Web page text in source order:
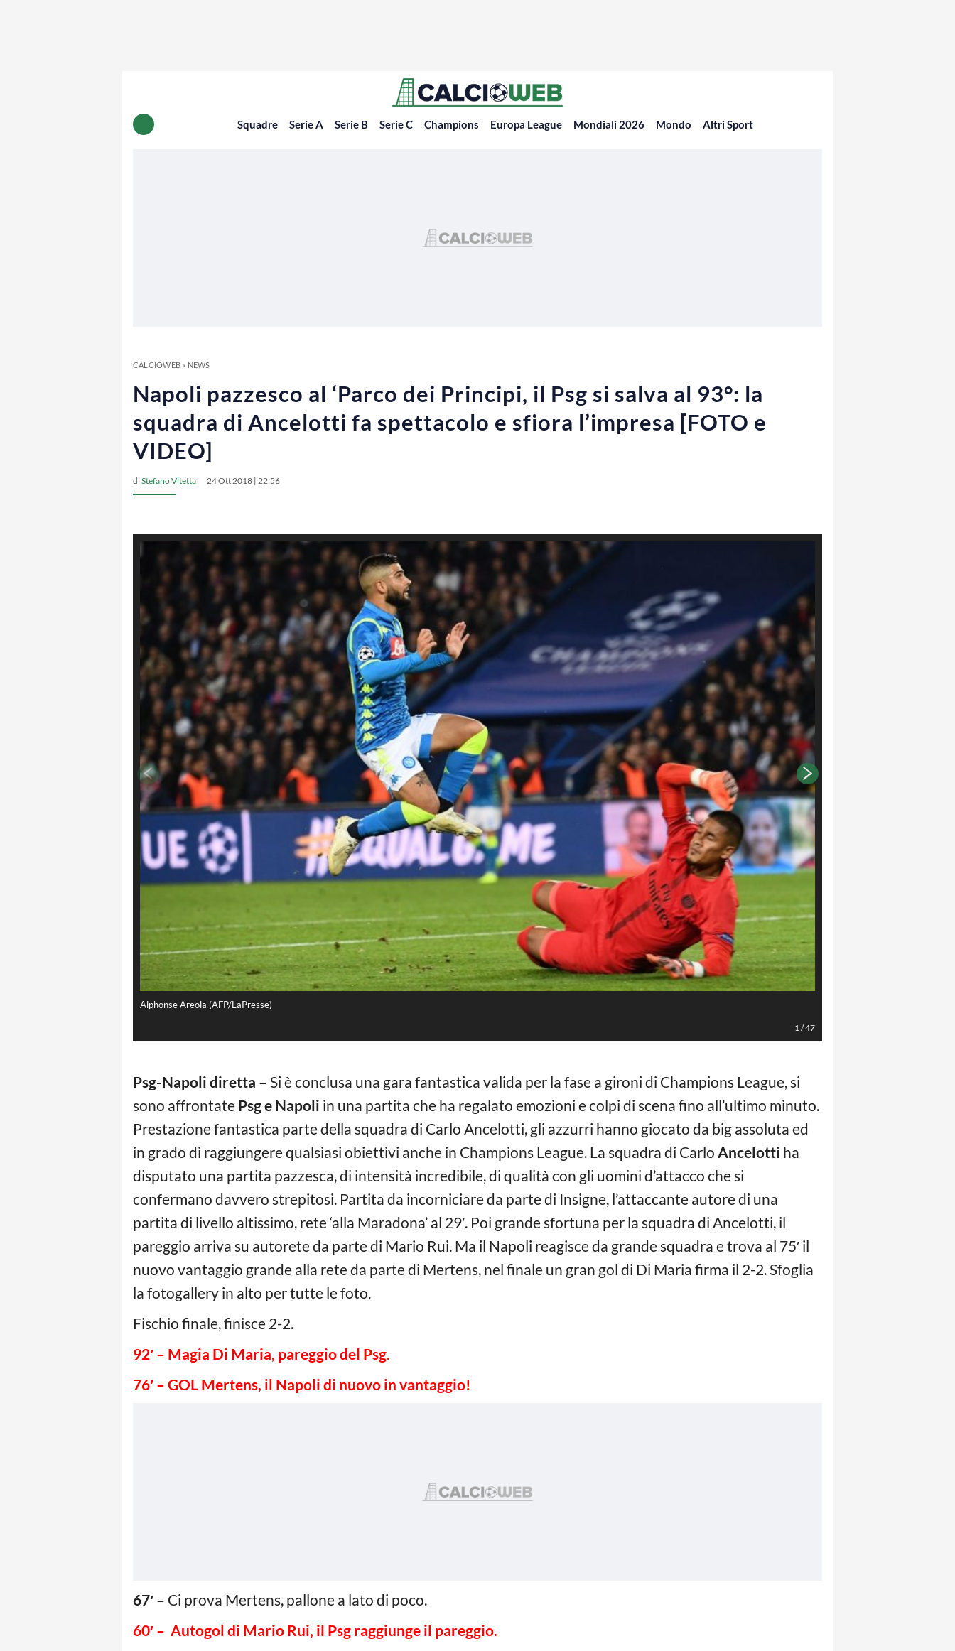
Squadre Serie A Serie B Serie C Champions Europa League Mondiali 2026 Mondo Altri Sport
CALCIOWEB» NEWS
Napoli pazzesco al ‘Parco dei Principi, il Psg si salva al 93°: la
squadra di Ancelotti fa spettacolo e sfiora l’impresa [FOTO e
VIDEO]
diStefano Vitetta 24 Ott 2018 | 22:56
Alphonse Areola (AFP/LaPresse)
1/47
Psg-Napoli diretta – Si è conclusa una gara fantastica valida per la fase a gironi di Champions League, si
sono affrontate Psg e Napoli in una partita che ha regalato emozioni e colpi di scena fino all’ultimo minuto.
Prestazione fantastica parte della squadra di Carlo Ancelotti, gli azzurri hanno giocato da big assoluta ed
in grado di raggiungere qualsiasi obiettivi anche in Champions League. La squadra di Carlo Ancelotti ha
disputato una partita pazzesca, di intensità incredibile, di qualità con gli uomini d’attacco che si
confermano davvero strepitosi. Partita da incorniciare da parte di Insigne, l’attaccante autore di una
partita di livello altissimo, rete ‘alla Maradona’ al 29′. Poi grande sfortuna per la squadra di Ancelotti, il
pareggio arriva su autorete da parte di Mario Rui. Ma il Napoli reagisce da grande squadra e trova al 75′ il
nuovo vantaggio grande alla rete da parte di Mertens, nel finale un gran gol di Di Maria firma il 2-2. Sfoglia
la fotogallery in alto per tutte le foto.
Fischio finale, finisce 2-2.
92′ – Magia Di Maria, pareggio del Psg.
76′ – GOL Mertens, il Napoli di nuovo in vantaggio!
67′ – Ci prova Mertens, pallone a lato di poco.
60′ – Autogol di Mario Rui, il Psg raggiunge il pareggio.